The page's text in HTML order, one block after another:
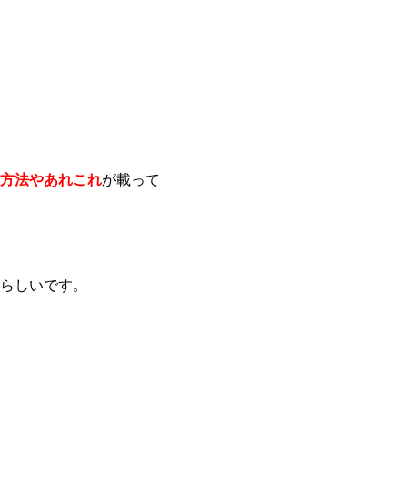
法やあれこれが載って
しいです。